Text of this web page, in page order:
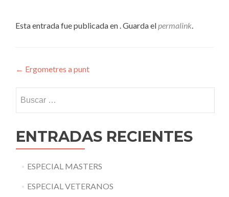
Esta entrada fue publicada en . Guarda elpermalink.
Navegación
de
entradas
← Ergometres a punt
ENTRADAS RECIENTES
ESPECIAL MASTERS
ESPECIAL VETERANOS